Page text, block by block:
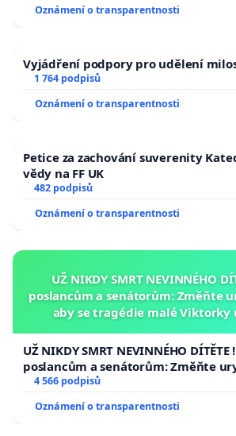
Oznámení o transparentnosti
Vyjádření podpory pro udělení
1 764 podpisů
Oznámení o transparentnosti
Petice za zachování suverenity
vědy na FF UK
482 podpisů
Oznámení o transparentnosti
UŽ NIKDY SMRT NEVINNÉHO
poslancům a senátorům: Změňte
aby se tragédie malé Viktorky
UŽ NIKDY SMRT NEVINNÉHO DÍTĚTE
poslancům a senátorům: Změňte
aby se tragédie malé Viktorky už
4 566 podpisů
Oznámení o transparentnosti